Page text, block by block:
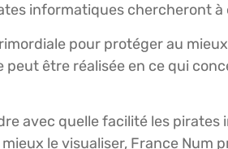
informatiques chercheront
pour protéger au
être réalisée en ce qui
avec quelle facilité les
le visualiser, France